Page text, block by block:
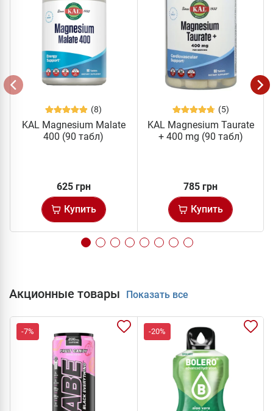
(8)
KAL Magnesium Malate
400 (90 табл)
625 грн
Купить
(5)
KAL Magnesium Taurate
+ 400 mg (90 табл)
785 грн
Купить
Акционные товары Показать все
-7% -20%